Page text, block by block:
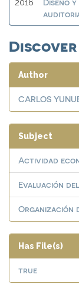
2016
Diseño
Discover
Author
CARLOS
Subject
Actividad
Evaluación
Organización
Has File(s)
true